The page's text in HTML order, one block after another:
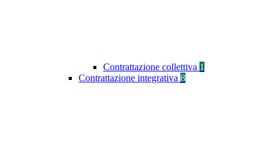
Contrattazione collettiva 1
Contrattazione integrativa 8